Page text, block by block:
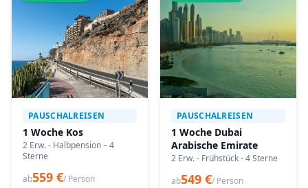
PAUSCHALREISEN
1 Woche Kos
2 Erw. - Halbpension – 4
Sterne
ab559 €/ Person
PAUSCHALREISEN
1 Woche Dubai
Arabische Emirate
2 Erw. - Frühstück - 4 Sterne
ab549 €/ Person